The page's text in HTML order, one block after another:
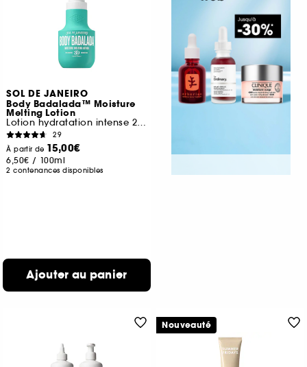
SOL DE JANEIRO
Body Badalada™ Moisture
Melting Lotion
Lotion hydratation intense 24h
29
À partir de 15,00€
6,50€ / 100ml
2 contenances disponibles
Ajouter au panier
Nouveauté